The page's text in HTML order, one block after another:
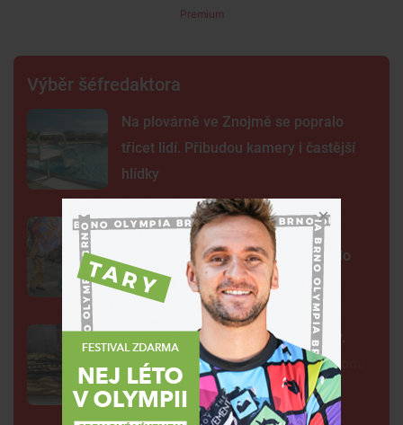
Premium
Výběr šéfredaktora
Na plovárně ve Znojmě se popralo
třicet lidí. Přibudou kamery i častější
hlídky
FOTO: Ulicemi Brna se prohnal
karnevalový průvod. Lidi přenesl do
exotické Brazílie
Neobvyklá pacientka u svaté Anny.
Lékaři vyšetřili 700 let starou madonu